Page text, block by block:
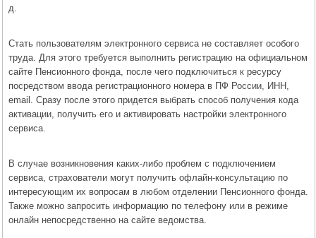
д.
Стать пользователям электронного сервиса не составляет особого
труда. Для этого требуется выполнить регистрацию на официальном
сайте Пенсионного фонда, после чего подключиться к ресурсу
посредством ввода регистрационного номера в ПФ России, ИНН,
email. Сразу после этого придется выбрать способ получения кода
активации, получить его и активировать настройки электронного
сервиса.
В случае возникновения каких-либо проблем с подключением
сервиса, страхователи могут получить офлайн-консультацию по
интересующим их вопросам в любом отделении Пенсионного фонда.
Также можно запросить информацию по телефону или в режиме
онлайн непосредственно на сайте ведомства.